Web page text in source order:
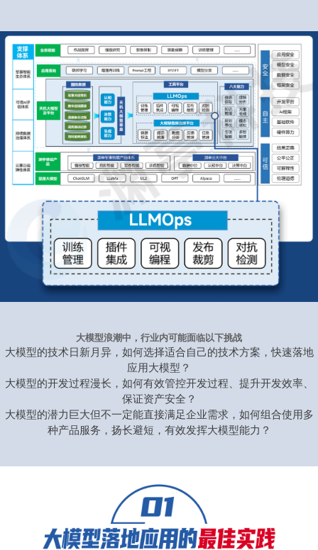
大模型浪潮中，行业内可能面临以下挑战
大模型的技术日新月异，如何选择适合自己的技术方案，快速落地
应用大模型？
大模型的开发过程漫长，如何有效管控开发过程、提升开发效率、
保证资产安全？
大模型的潜力巨大但不一定能直接满足企业需求，如何组合使用多
种产品服务，扬长避短，有效发挥大模型能力？